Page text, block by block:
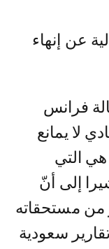
عن إنهاء
فرانس
لا يمانع
هي التي
إلى أنّ
من مستحقاته
سعودية